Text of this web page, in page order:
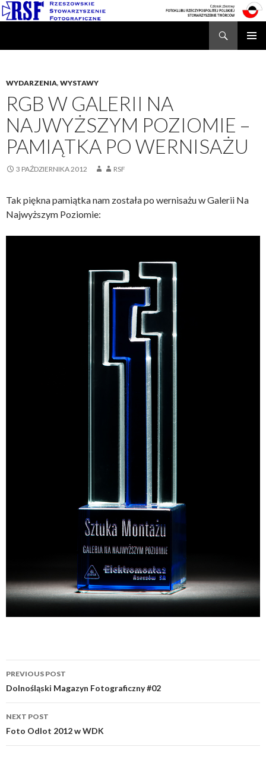
WYDARZENIA, WYSTAWY
RGB W GALERII NA
NAJWYŻSZYM POZIOMIE –
PAMIĄTKA PO WERNISAŻU
3 PAŹDZIERNIKA 2012 RSF
Tak piękna pamiątka nam została po wernisażu w Galerii Na
Najwyższym Poziomie:
Post
navigation
PREVIOUS POST
Dolnośląski Magazyn Fotograficzny #02
NEXT POST
Foto Odlot 2012 w WDK